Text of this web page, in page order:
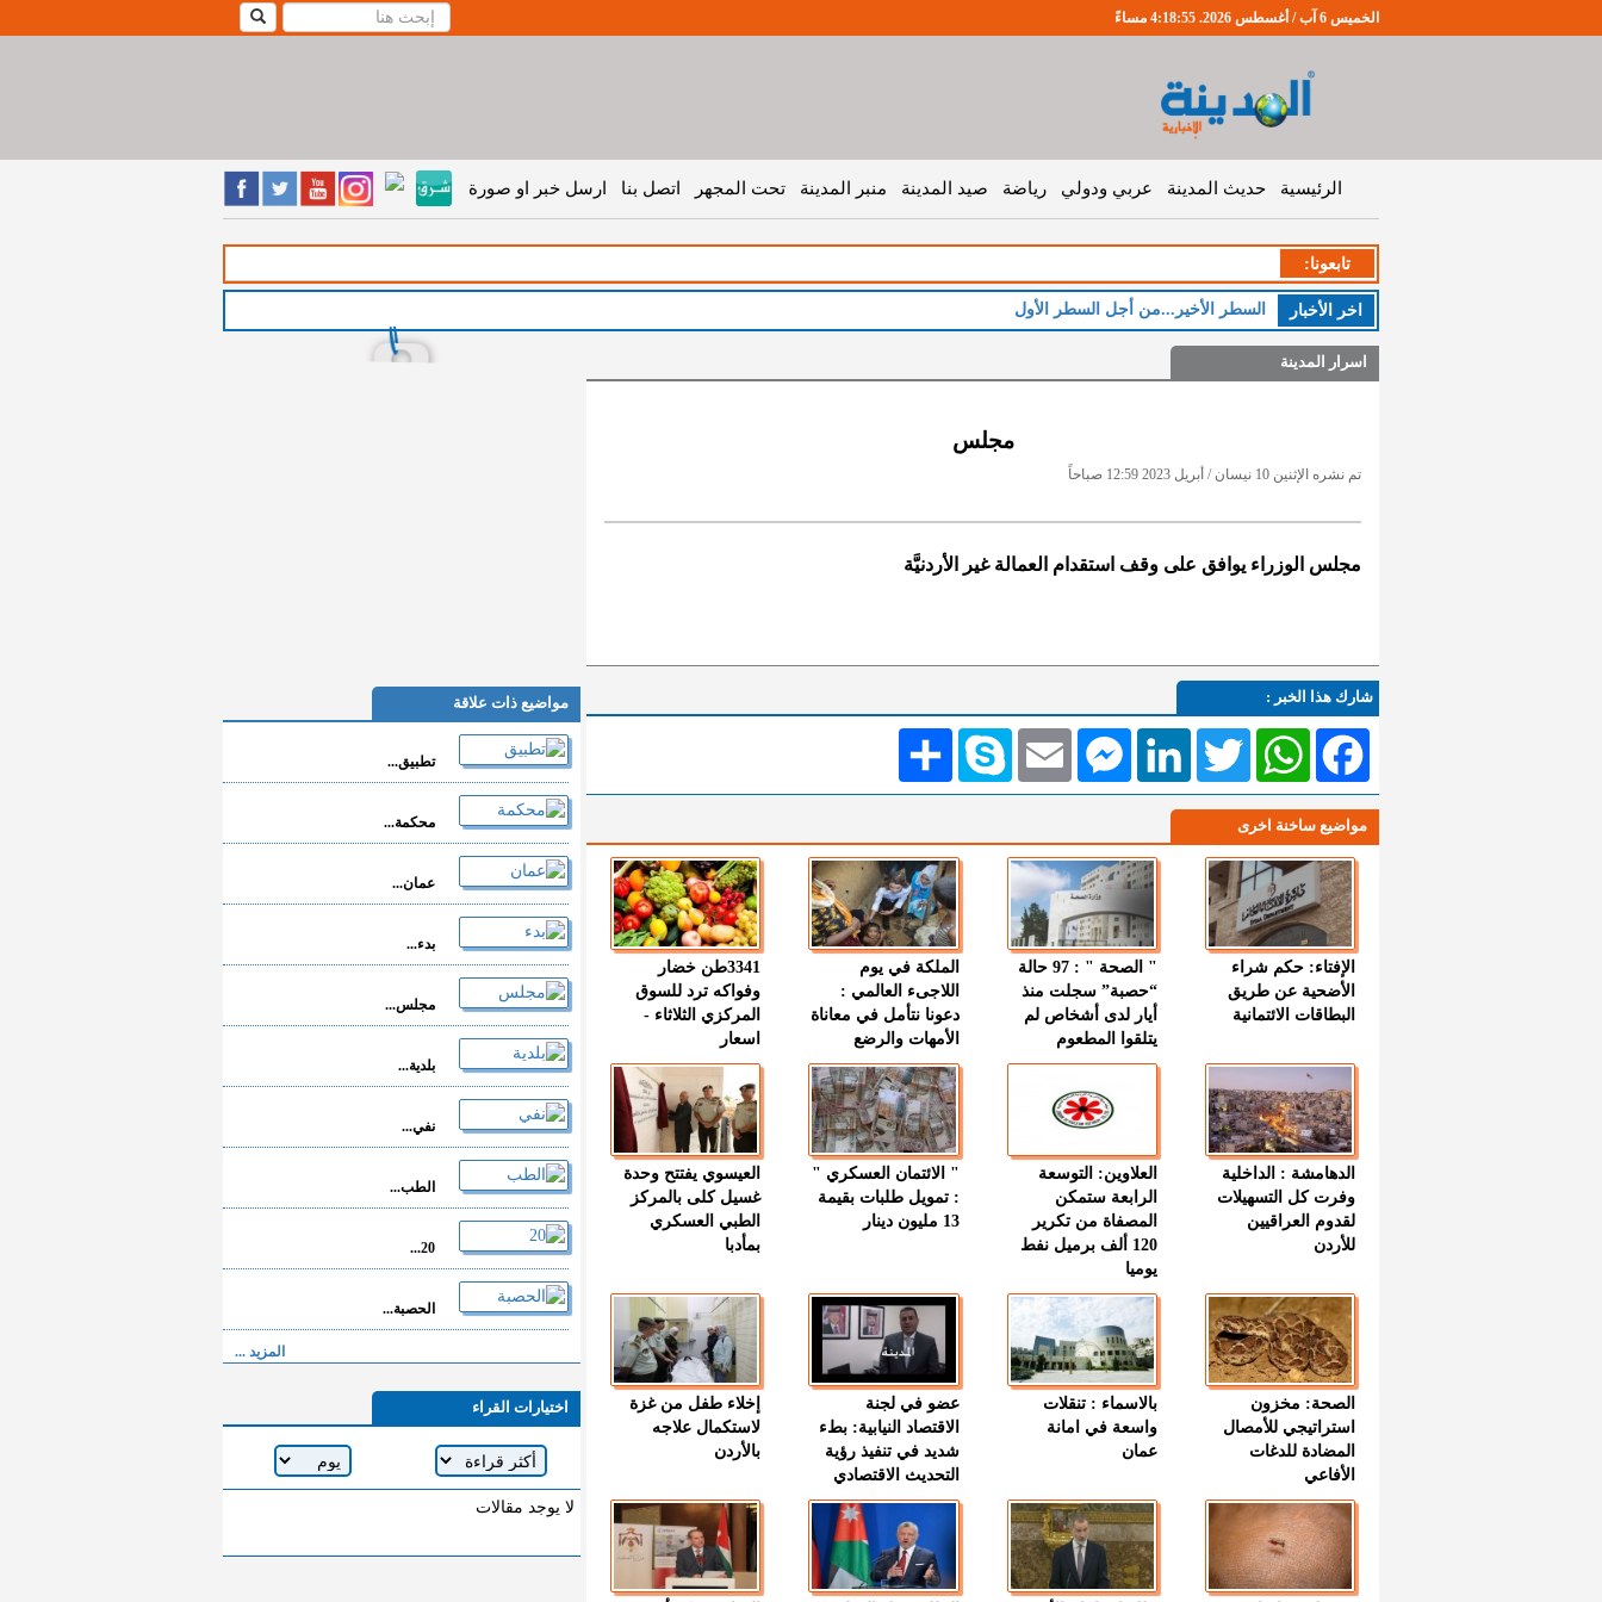
الخميس 6 آب / أغسطس 2026. 4:18:55 مساءً
الرئيسية حديث المدينة عربي ودولي رياضة صيد المدينة منبر المدينة تحت المجهر اتصل بنا ارسل خبر او صورة
تابعونا:
اخر اﻷخبار السطر الأخير...من أجل السطر الأول
اسرار المدينة
مجلس
تم نشره الإثنين 10 نيسان / أبريل 2023 12:59 صباحاً
مجلس الوزراء يوافق على وقف استقدام العمالة غير الأردنيَّة
شارك هذا الخبر :
انشر Skype EmailMessengerLinkedIn TwitterWhatsAppFacebook
مواضيع ساخنة اخرى
الإفتاء: حكم شراء
الأضحية عن طريق
البطاقات الائتمانية
" الصحة " : 97 حالة
“حصبة” سجلت منذ
أيار لدى أشخاص لم
يتلقوا المطعوم
الملكة في يوم
اللاجىء العالمي :
دعونا نتأمل في معاناة
الأمهات والرضع
3341طن خضار
وفواكه ترد للسوق
المركزي الثلاثاء -
اسعار
الدهامشة : الداخلية
وفرت كل التسهيلات
لقدوم العراقيين
للأردن
العلاوين: التوسعة
الرابعة ستمكن
المصفاة من تكرير
120 ألف برميل نفط
يوميا
" الائتمان العسكري "
: تمويل طلبات بقيمة
13 مليون دينار
العيسوي يفتتح وحدة
غسيل كلى بالمركز
الطبي العسكري
بمأدبا
الصحة: مخزون
استراتيجي للأمصال
المضادة للدغات
الأفاعي
بالاسماء : تنقلات
واسعة في امانة
عمان
عضو في لجنة
الاقتصاد النيابية: بطء
شديد في تنفيذ رؤية
التحديث الاقتصادي
إخلاء طفل من غزة
لاستكمال علاجه
بالأردن
مواضيع ذات علاقة
تطبيق...
محكمة...
عمان...
بدء...
مجلس...
بلدية...
نفي...
الطب...
20...
الحصبة...
المزيد ...
اختيارات القراء
لا يوجد مقالات